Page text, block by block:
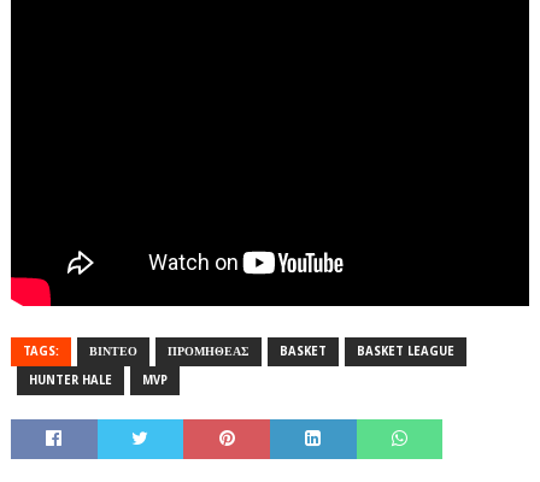
TAGS: ΒΙΝΤΕΟ ΠΡΟΜΗΘΕΑΣ BASKET BASKET LEAGUE
HUNTER HALE MVP